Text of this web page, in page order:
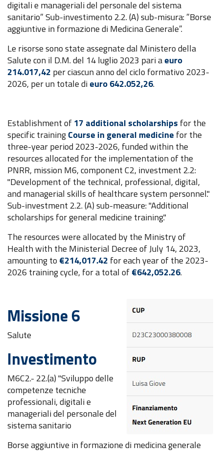
digitali e manageriali del personale del sistema
sanitario” Sub-investimento 2.2. (A) sub-misura: ”Borse
aggiuntive in formazione di Medicina Generale”.
Le risorse sono state assegnate dal Ministero della
Salute con il D.M. del 14 luglio 2023 pari aeuro
214.017,42 per ciascun anno del ciclo formativo 2023-
2026, per un totale dieuro 642.052,26.
Establishment of17 additional scholarships for the
specific trainingCourse in general medicine for the
three-year period 2023-2026, funded within the
resources allocated for the implementation of the
PNRR, mission M6, component C2, investment 2.2:
"Development of the technical, professional, digital,
and managerial skills of healthcare system personnel."
Sub-investment 2.2. (A) sub-measure: "Additional
scholarships for general medicine training."
The resources were allocated by the Ministry of
Health with the Ministerial Decree of July 14, 2023,
amounting to €214,017.42 for each year of the 2023-
2026 training cycle, for a total of€642,052.26.
Missione 6
Salute
Investimento
M6C2.- 22.(a) "Sviluppo delle
competenze tecniche
professionali, digitali e
manageriali del personale del
sistema sanitario
Borse aggiuntive in formazione di medicina generale